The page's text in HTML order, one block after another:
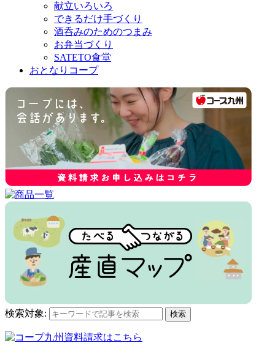
献立いろいろ
できるだけ手づくり
酒呑みのためのつまみ
お弁当づくり
SATETO食堂
おとなりコープ
検索対象: 検索